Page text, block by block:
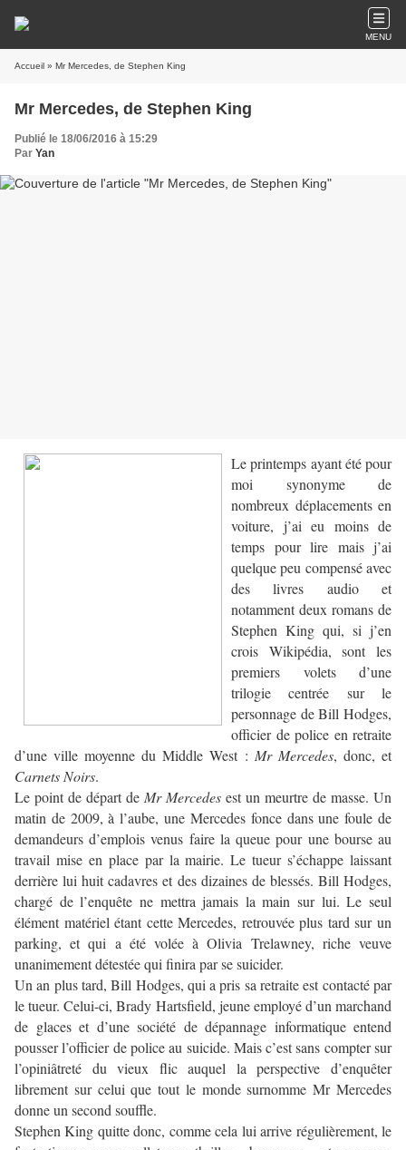
MENU
Accueil » Mr Mercedes, de Stephen King
Mr Mercedes, de Stephen King
Publié le 18/06/2016 à 15:29
Par Yan
Le printemps ayant été pour
moi synonyme de
nombreux déplacements en
voiture, j’ai eu moins de
temps pour lire mais j’ai
quelque peu compensé avec
des livres audio et
notamment deux romans de
Stephen King qui, si j’en
crois Wikipédia, sont les
premiers volets d’une
trilogie centrée sur le
personnage de Bill Hodges,
officier de police en retraite
d’une ville moyenne du Middle West : Mr Mercedes, donc, et
Carnets Noirs.
Le point de départ de Mr Mercedes est un meurtre de masse. Un
matin de 2009, à l’aube, une Mercedes fonce dans une foule de
demandeurs d’emplois venus faire la queue pour une bourse au
travail mise en place par la mairie. Le tueur s’échappe laissant
derrière lui huit cadavres et des dizaines de blessés. Bill Hodges,
chargé de l’enquête ne mettra jamais la main sur lui. Le seul
élément matériel étant cette Mercedes, retrouvée plus tard sur un
parking, et qui a été volée à Olivia Trelawney, riche veuve
unanimement détestée qui finira par se suicider.
Un an plus tard, Bill Hodges, qui a pris sa retraite est contacté par
le tueur. Celui-ci, Brady Hartsfield, jeune employé d’un marchand
de glaces et d’une société de dépannage informatique entend
pousser l’officier de police au suicide. Mais c’est sans compter sur
l’opiniâtreté du vieux flic auquel la perspective d’enquêter
librement sur celui que tout le monde surnomme Mr Mercedes
donne un second souffle.
Stephen King quitte donc, comme cela lui arrive régulièrement, le